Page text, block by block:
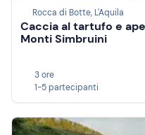
Rocca di Botte, L'Aquila
Caccia al tartufo e
Monti Simbruini
3 ore
1-5 partecipanti